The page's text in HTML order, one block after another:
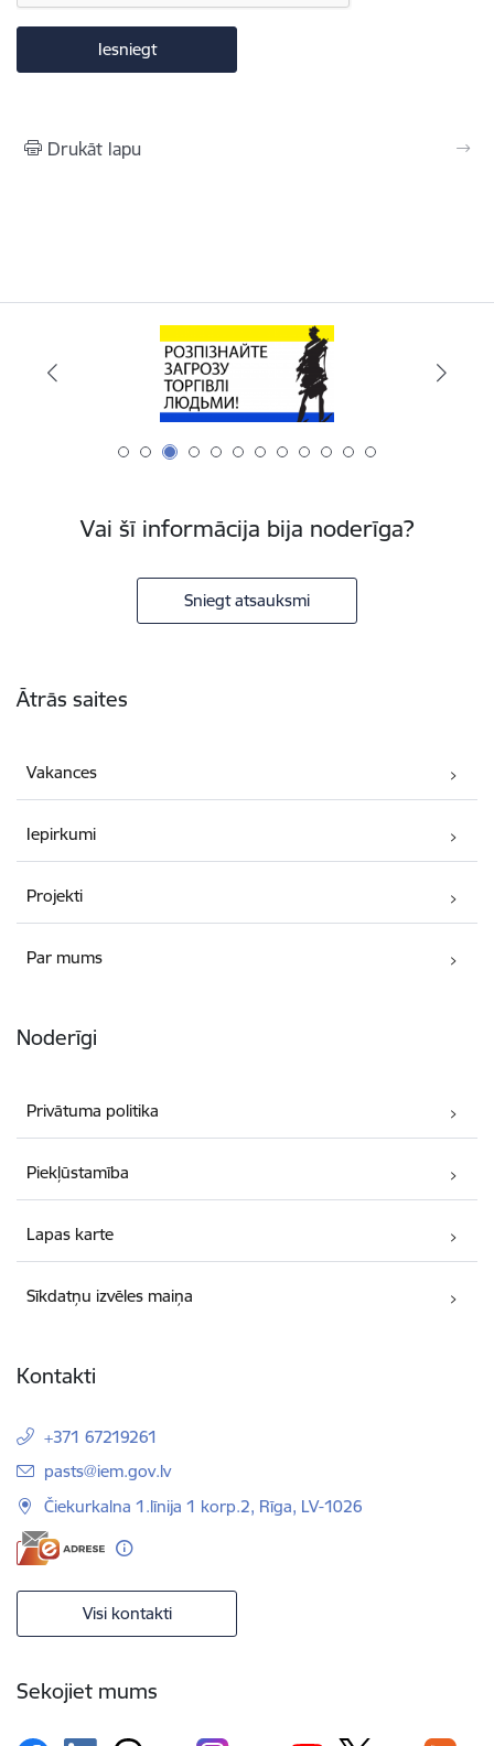
Drukāt lapu
Vai šī informācija bija noderīga?
Sniegt atsauksmi
Ātrās saites
Vakances
Iepirkumi
Projekti
Par mums
Noderīgi
Privātuma politika
Piekļūstamība
Lapas karte
Sīkdatņu izvēles maiņa
Kontakti
+371 67219261
E-pasts:
pasts@iem.gov.lv
Čiekurkalna 1.līnija 1 korp.2, Rīga, LV-1026
Visi kontakti
Sekojiet mums